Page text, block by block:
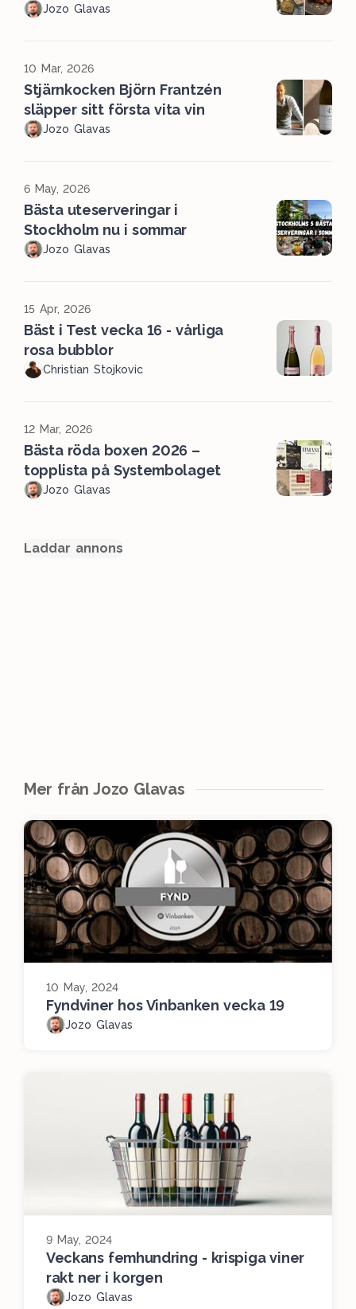
Jozo Glavas
10 Mar, 2026
Stjärnkocken Björn Frantzén
släpper sitt första vita vin
Jozo Glavas
6 May, 2026
Bästa uteserveringar i
Stockholm nu i sommar
Jozo Glavas
15 Apr, 2026
Bäst i Test vecka 16 - vårliga
rosa bubblor
Christian Stojkovic
12 Mar, 2026
Bästa röda boxen 2026 –
topplista på Systembolaget
Jozo Glavas
Laddar annons
Mer från Jozo Glavas
10 May, 2024
Fyndviner hos Vinbanken vecka 19
Jozo Glavas
9 May, 2024
Veckans femhundring - krispiga viner
rakt ner i korgen
Jozo Glavas